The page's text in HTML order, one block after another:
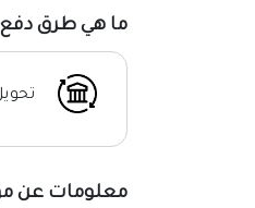
ما هي طرق دفع
معلومات عن